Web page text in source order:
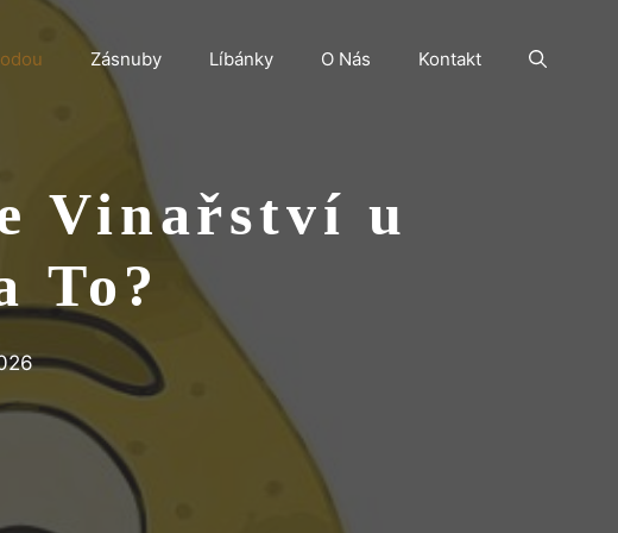
Zásnuby Líbánky O Nás Kontakt
Vinařství u
To?